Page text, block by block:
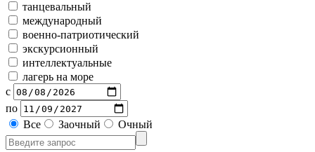
танцевальный
международный
военно-патриотический
экскурсионный
интеллектуальные
лагерь на море
с
по
Все
Заочный Очный